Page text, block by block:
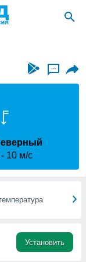
...
10 м/с
Установить